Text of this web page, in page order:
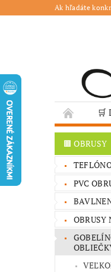
Ak hľadáte
🛒
🌳
❤️
GASTRO
🟫 OBRUSY
PVC
OBRUSY